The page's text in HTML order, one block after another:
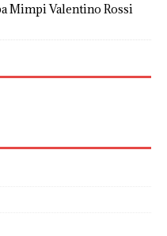
Mimpi Valentino Rossi